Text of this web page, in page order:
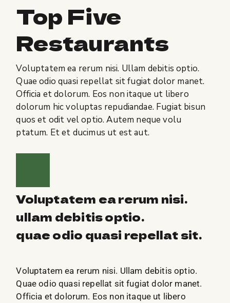
Top Five
Restaurants
Voluptatem ea rerum nisi. Ullam debitis optio.
Quae odio quasi repellat sit fugiat dolor manet.
Officia et dolorum. Eos non itaque ut libero
dolorum hic voluptas repudiandae. Fugiat bisun
quos et odit vel optio. Autem neque volu
ptatum. Et et ducimus ut est aut.
Voluptatem ea rerum nisi.
ullam debitis optio.
quae odio quasi repellat sit.
Voluptatem ea rerum nisi. Ullam debitis optio.
Quae odio quasi repellat sit fugiat dolor manet.
Officia et dolorum. Eos non itaque ut libero